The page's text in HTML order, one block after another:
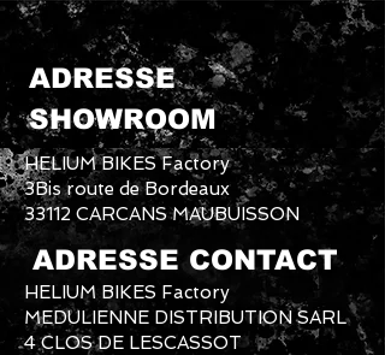
ADRESSE
SHOWROOM
HELIUM BIKES Factory
3Bis route de Bordeaux
33112 CARCANS MAUBUISSON
ADRESSE CONTACT
HELIUM BIKES Factory
MEDULIENNE DISTRIBUTION SARL
4 CLOS DE LESCASSOT